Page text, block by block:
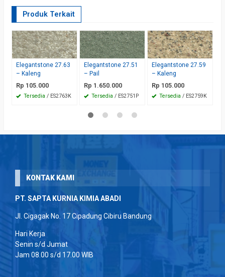
Produk Terkait
Elegantstone 27.63
– Kaleng
Rp 105.000
Tersedia / ES2763K
Elegantstone 27.51
– Pail
Rp 1.650.000
Tersedia / ES2751P
Elegantstone 27.59
– Kaleng
Rp 105.000
Tersedia / ES2759K
KONTAK KAMI
PT. SAPTA KURNIA KIMIA ABADI
Jl. Cigagak No. 17 Cipadung Cibiru Bandung
Hari Kerja
Senin s/d Jumat
Jam 08.00 s/d 17.00 WIB